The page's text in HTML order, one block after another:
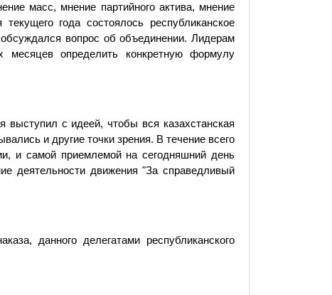
масс, мнение партийного актива, мнение
года состоялось республиканское
вопрос об объединении. Лидерам
определить конкретную формулу
с идеей, чтобы вся казахстанская
и другие точки зрения. В течение всего
и самой приемлемой на сегодняшний день
деятельности движения "За справедливый
данного делегатами республиканского